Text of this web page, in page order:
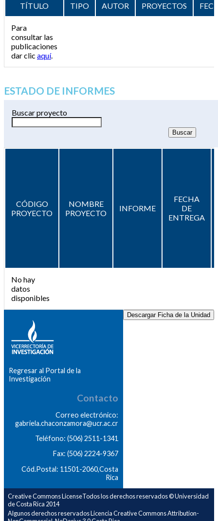
TÍTULO TIPO AUTOR PROYECTOS
Para
consultar las
publicaciones
dar clic aquí.
ESTADO DE INFORMES
Buscar proyecto
CÓDIGO
PROYECTO
NOMBRE
PROYECTO
INFORME
FECHA
DE
ENTREGA
No hay
datos
disponibles
Descargar Ficha de la Unidad
Regresar al Portal de la
Investigación
Contacto
Correo electrónico:
gabriela.chaconzamora@ucr.ac.cr
Teléfono: (506) 2511-1341
Fax: (506) 2224-9367
Cód.Postal: 11501-2060,Costa
Rica
Creative Commons LicenseTodos los derechos reservados © Universidad
de Costa Rica 2014
Algunos derechos reservados Licencia Creative Commons Attribution-